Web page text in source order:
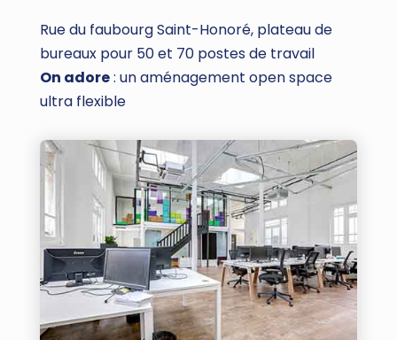
Rue du faubourg Saint-Honoré, plateau de
bureaux pour 50 et 70 postes de travail
On adore: un aménagement open space
ultra flexible